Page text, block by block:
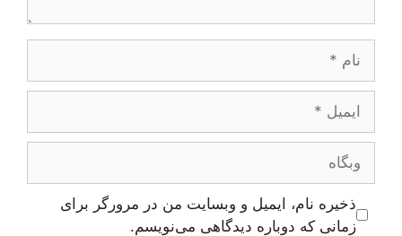
وبگاه
ذخیره نام، ایمیل و وبسایت من در مرورگر برای
زمانی که دوباره دیدگاهی می‌نویسم.